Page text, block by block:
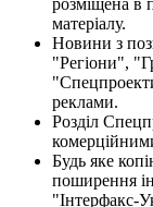
матеріалу.
Новини з
"Регіони",
реклами.
Розділ
Будь яке
поширення
"Інтерфакс-